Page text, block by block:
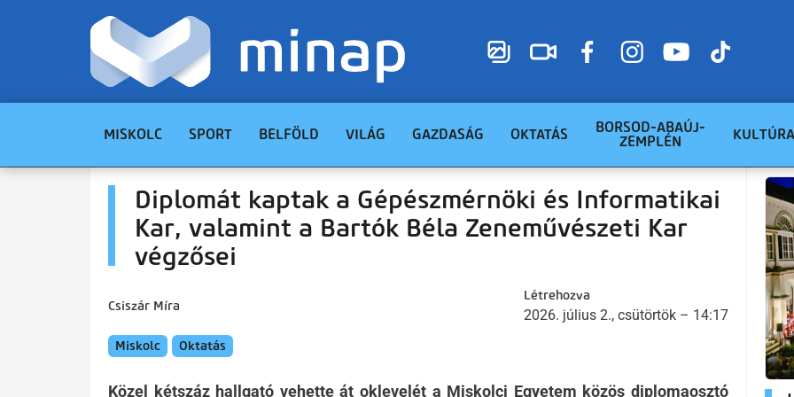
MISKOLC SPORT BELFÖLD VILÁG GAZDASÁG OKTATÁS
BORSOD-ABAÚJ-
ZEMPLÉN
KULTÚRA
Diplomát kaptak a Gépészmérnöki és Informatikai
Kar, valamint a Bartók Béla Zeneművészeti Kar
végzősei
Csiszár Míra
Létrehozva
2026. július 2., csütörtök – 14:17
Miskolc Oktatás
Közel kétszáz hallgató vehette át oklevelét a Miskolci Egyetem közös diplomaosztó